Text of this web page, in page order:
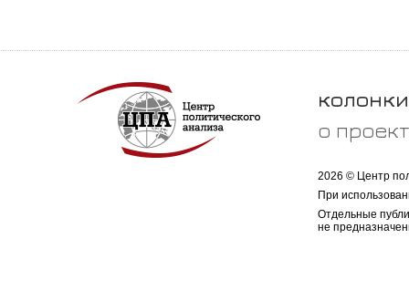
колонки
о
2026 © Центр
При
Отдельные
не